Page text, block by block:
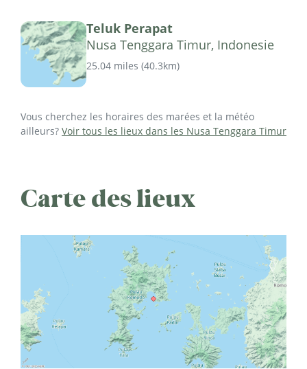
Teluk Perapat
Nusa Tenggara Timur, Indonesie
25.04 miles (40.3km)
Vous cherchez les horaires des marées et la météo
ailleurs? Voir tous les lieux dans les Nusa Tenggara Timur
Carte des lieux